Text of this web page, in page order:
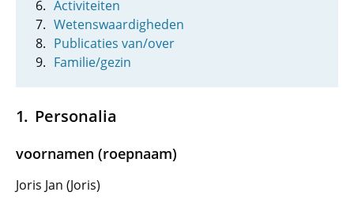
Activiteiten
Wetenswaardigheden
Publicaties van/over
Familie/gezin
Personalia
voornamen (roepnaam)
Joris Jan (Joris)